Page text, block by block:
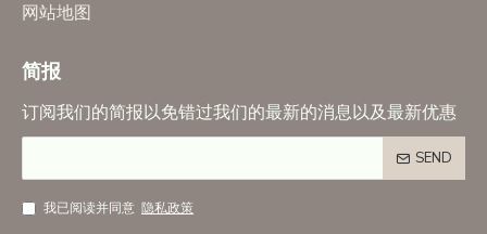
网站地图
简报
订阅我们的简报以免错过我们的最新的消息以及最新优惠
SEND
我已阅读并同意 隐私政策